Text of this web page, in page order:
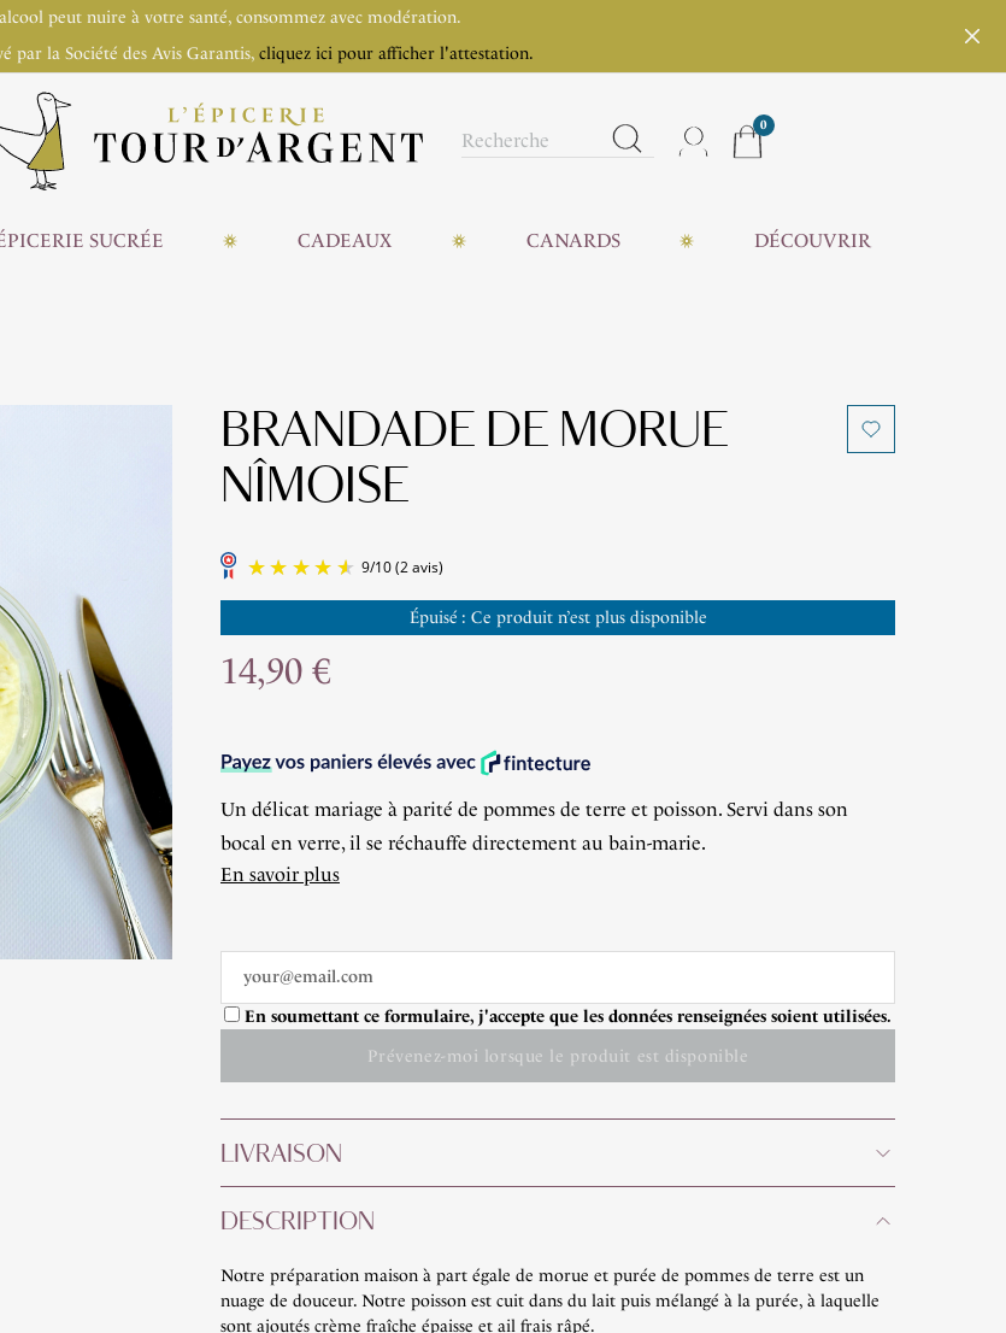
peut nuire à votre santé, consommez avec modération.
par la Société des Avis Garantis, cliquez ici pour afficher l'attestation.
0
SUCRÉE CADEAUX CANARDS DÉCOUVRIR
BRANDADE DE MORUE
NÎMOISE
Épuisé : Ce produit n’est plus disponible
14,90 €
Un délicat mariage à parité de pommes de terre et poisson. Servi dans son
bocal en verre, il se réchauffe directement au bain-marie.
En savoir plus
En soumettant ce formulaire, j'accepte que les données renseignées soient utilisées.
Prévenez-moi lorsque le produit est disponible
LIVRAISON
DESCRIPTION
Notre préparation maison à part égale de morue et purée de pommes de terre est un
nuage de douceur. Notre poisson est cuit dans du lait puis mélangé à la purée, à laquelle
sont ajoutés crème fraîche épaisse et ail frais râpé.